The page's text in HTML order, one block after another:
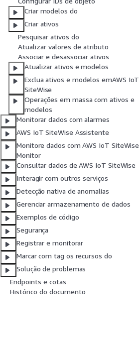
Criar modelos do
Criar ativos
Pesquisar ativos do
Atualizar valores de atributo
Associar e desassociar ativos
Atualizar ativos e modelos
Exclua ativos e modelos emAWS IoT
SiteWise
Operações em massa com ativos e
modelos
Monitorar dados com alarmes
AWS IoT SiteWise Assistente
Monitore dados com AWS IoT SiteWise
Monitor
Consultar dados de AWS IoT SiteWise
Interagir com outros serviços
Detecção nativa de anomalias
Gerenciar armazenamento de dados
Exemplos de código
Segurança
Registrar e monitorar
Marcar com tag os recursos do
Solução de problemas
Endpoints e cotas
Histórico do documento